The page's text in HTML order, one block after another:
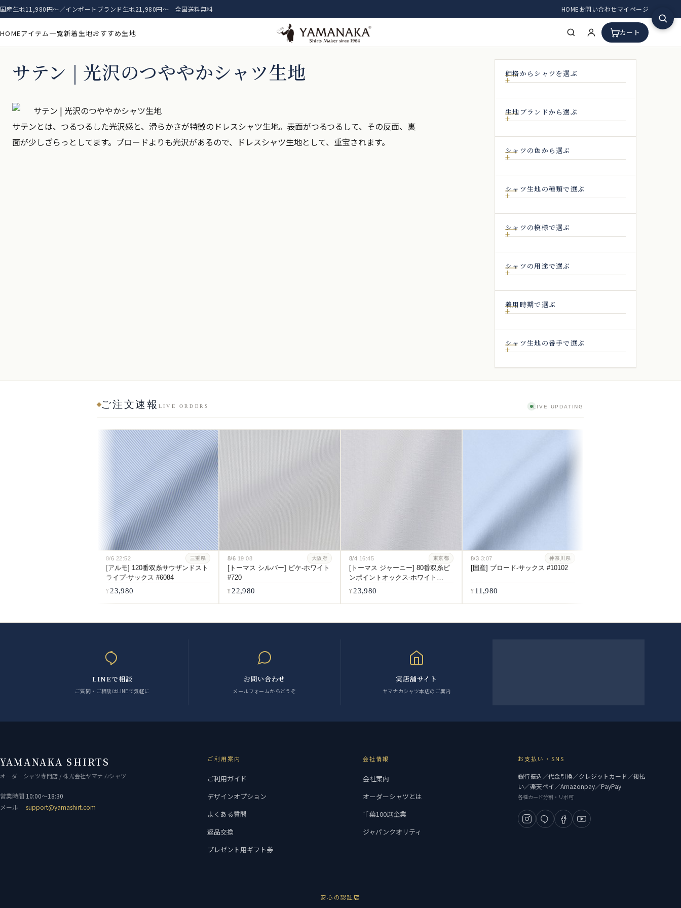
国産生地11,980円〜／インポートブランド生地21,980円〜 全国送料無料 HOMEお問い合わせマイページ
HOMEアイテム一覧新着生地おすすめ生地 カート
サテン | 光沢のつややかシャツ生地
サテンとは、つるつるした光沢感と、滑らかさが特徴のドレスシャツ生地。表面がつるつるして、その反面、裏
面が少しざらっとしてます。ブロードよりも光沢があるので、ドレスシャツ生地として、重宝されます。
価格からシャツを選ぶ
生地ブランドから選ぶ
シャツの色から選ぶ
シャツ生地の種類で選ぶ
シャツの模様で選ぶ
シャツの用途で選ぶ
着用時期で選ぶ
シャツ生地の番手で選ぶ
ご注文速報 LIVE ORDERS LIVE UPDATING
8/6 22:52 三重県
[アルモ] 120番双糸サウザンドスト
ライプ-サックス #6084
23,980
8/6 19:08 大阪府
[トーマス シルバー] ピケ-ホワイト
#720
22,980
8/4 16:45 東京都
[トーマス ジャーニー] 80番双糸ピ
ンポイントオックス-ホワイト
#5547
23,980
8/3 3:07 神奈川県
[国産] ブロード-サックス #10102
11,980
LINEで相談
ご質問・ご相談はLINEで気軽に
お問い合わせ
メールフォームからどうぞ
実店舗サイト
ヤマナカシャツ本店のご案内
YAMANAKA SHIRTS
オーダーシャツ専門店 / 株式会社ヤマナカシャツ
営業時間 10:00〜18:30
メール
support@yamashirt.com
ご利用案内
ご利用ガイド
デザインオプション
よくある質問
返品交換
プレゼント用ギフト券
会社情報
会社案内
オーダーシャツとは
千葉100選企業
ジャパンクオリティ
お支払い・SNS
銀行振込／代金引換／クレジットカード／後払
い／楽天ペイ／Amazonpay／PayPay
各種カード分割・リボ可
安心の認証店